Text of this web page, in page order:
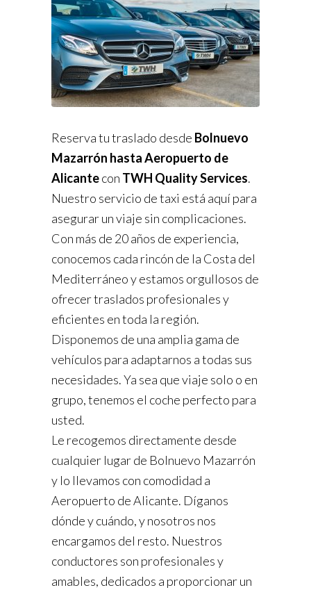
Reserva tu traslado desde Bolnuevo
Mazarrón hasta Aeropuerto de
Alicantecon TWH Quality Services.
Nuestro servicio de taxi está aquí para
asegurar un viaje sin complicaciones.
Con más de 20 años de experiencia,
conocemos cada rincón de la Costa del
Mediterráneo y estamos orgullosos de
ofrecer traslados profesionales y
eficientes en toda la región.
Disponemos de una amplia gama de
vehículos para adaptarnos a todas sus
necesidades. Ya sea que viaje solo o en
grupo, tenemos el coche perfecto para
usted.
Le recogemos directamente desde
cualquier lugar de Bolnuevo Mazarrón
y lo llevamos con comodidad a
Aeropuerto de Alicante. Díganos
dónde y cuándo, y nosotros nos
encargamos del resto. Nuestros
conductores son profesionales y
amables, dedicados a proporcionar un